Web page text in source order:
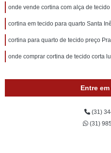
onde vende cortina com alça de
cortina em tecido para quarto Santa
cortina para quarto de tecido preço
onde comprar cortina de tecido corta
Entre
(31)
(31)